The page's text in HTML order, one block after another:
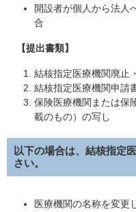
開設者が個人から法人
合
【提出書類】
結核指定医療機関廃止
結核指定医療機関申請
保険医療機関または保
載のもの）の写し
以下の場合は、結核指定
さい。
医療機関の名称を変更